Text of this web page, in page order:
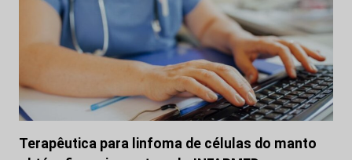
Terapêutica para linfoma de células do manto